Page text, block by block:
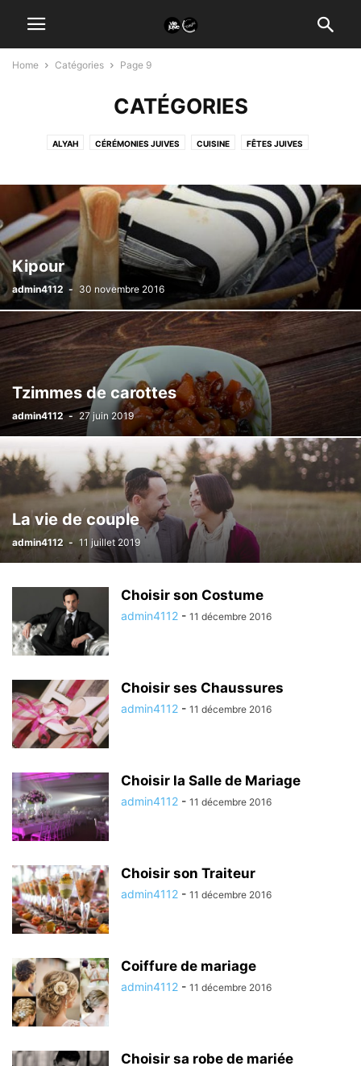
Home Catégories Page 9
CATÉGORIES
ALYAH CÉRÉMONIES JUIVES CUISINE FÊTES JUIVES
Kipour
admin4112 - 30 novembre 2016
Tzimmes de carottes
admin4112 - 27 juin 2019
La vie de couple
admin4112 - 11 juillet 2019
Choisir son Costume
admin4112 - 11 décembre 2016
Choisir ses Chaussures
admin4112 - 11 décembre 2016
Choisir la Salle de Mariage
admin4112 - 11 décembre 2016
Choisir son Traiteur
admin4112 - 11 décembre 2016
Coiffure de mariage
admin4112 - 11 décembre 2016
Choisir sa robe de mariée